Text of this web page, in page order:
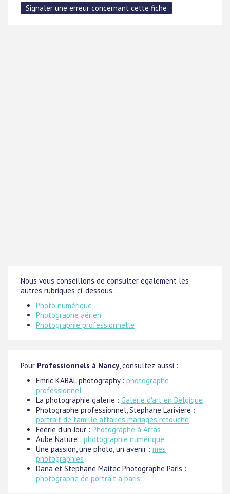
Nous vous conseillons de consulter également les
autres rubriques ci-dessous :
Photo numérique
Photographe aérien
Photographie professionnelle
Pour Professionnels à Nancy, consultez aussi :
Emric KABAL photography : photographe
professionnel
La photographie galerie : Galerie d'art en Belgique
Photographe professionnel, Stephane Lariviere :
portrait de famille affaires mariages retouche
Féérie d'un Jour : Photographe à Arras
Aube Nature : photographie numérique
Une passion, une photo, un avenir : mes
photographies
Dana et Stephane Maitec Photographe Paris :
photographe de portrait a paris